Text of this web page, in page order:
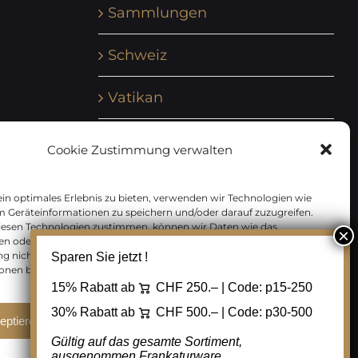
Cookie Zustimmung verwalten
optimales Erlebnis zu bieten, verwenden wir Technologien wie
Geräteinformationen zu speichern und/oder darauf zuzugreifen.
Technologien zustimmen, können wir Daten wie das
oder eindeutige IDs auf dieser Website verarbeiten. Wenn Sie Ihre
nicht erteilen oder zurückziehen, können bestimmte Merkmale
beeinträchtigt werden.
Ablehnen Cookie Einstellungen
Sammlungen
Schweiz
Vatikan
Zensurbelege Österreich
Zensurbelege Schweiz
Sparen Sie jetzt !
15% Rabatt ab CHF 250.– | Code: p15-250
30% Rabatt ab
CHF 500.– | Code: p30-500
Gültig auf das gesamte Sortiment,